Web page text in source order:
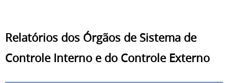
Relatórios dos Órgãos de Sistema de
Controle Interno e do Controle Externo